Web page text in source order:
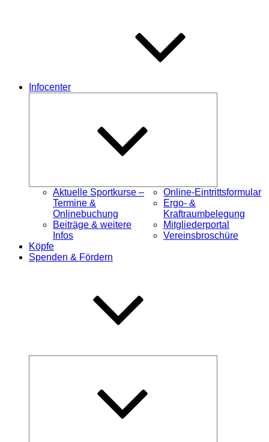
Infocenter
Aktuelle Sportkurse –
Termine &
Onlinebuchung
Beiträge & weitere
Infos
Online-Eintrittsformular
Ergo- &
Kraftraumbelegung
Mitgliederportal
Vereinsbroschüre
Köpfe
Spenden & Fördern